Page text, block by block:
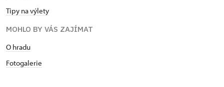
Tipy na výlety
MOHLO BY VÁS ZAJÍMAT
O hradu
Fotogalerie